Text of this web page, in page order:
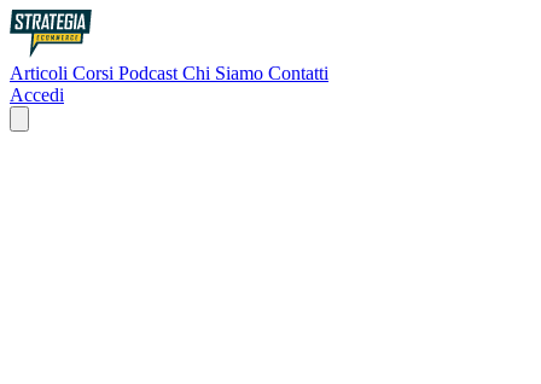
Articoli Corsi Podcast Chi Siamo Contatti
Accedi